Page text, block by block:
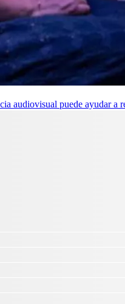
audiovisual puede ayudar a